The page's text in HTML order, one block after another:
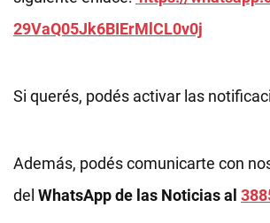
29VaQ05Jk6BIErMlCL0v0j
Si querés, podés activar las
Además, podés comunicarte con
del WhatsApp de las Noticias al